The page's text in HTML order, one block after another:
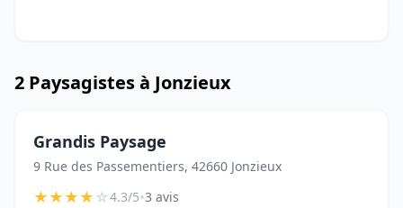
2 Paysagistes à Jonzieux
Grandis Paysage
9 Rue des Passementiers, 42660 Jonzieux
★★★★☆4.3/5•3 avis